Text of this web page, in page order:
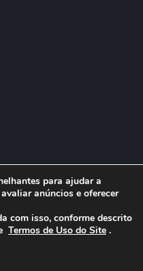
Todos os direitos
para ajudar a
anúncios e oferecer
com isso, conforme descrito
Termos de Uso do Site .